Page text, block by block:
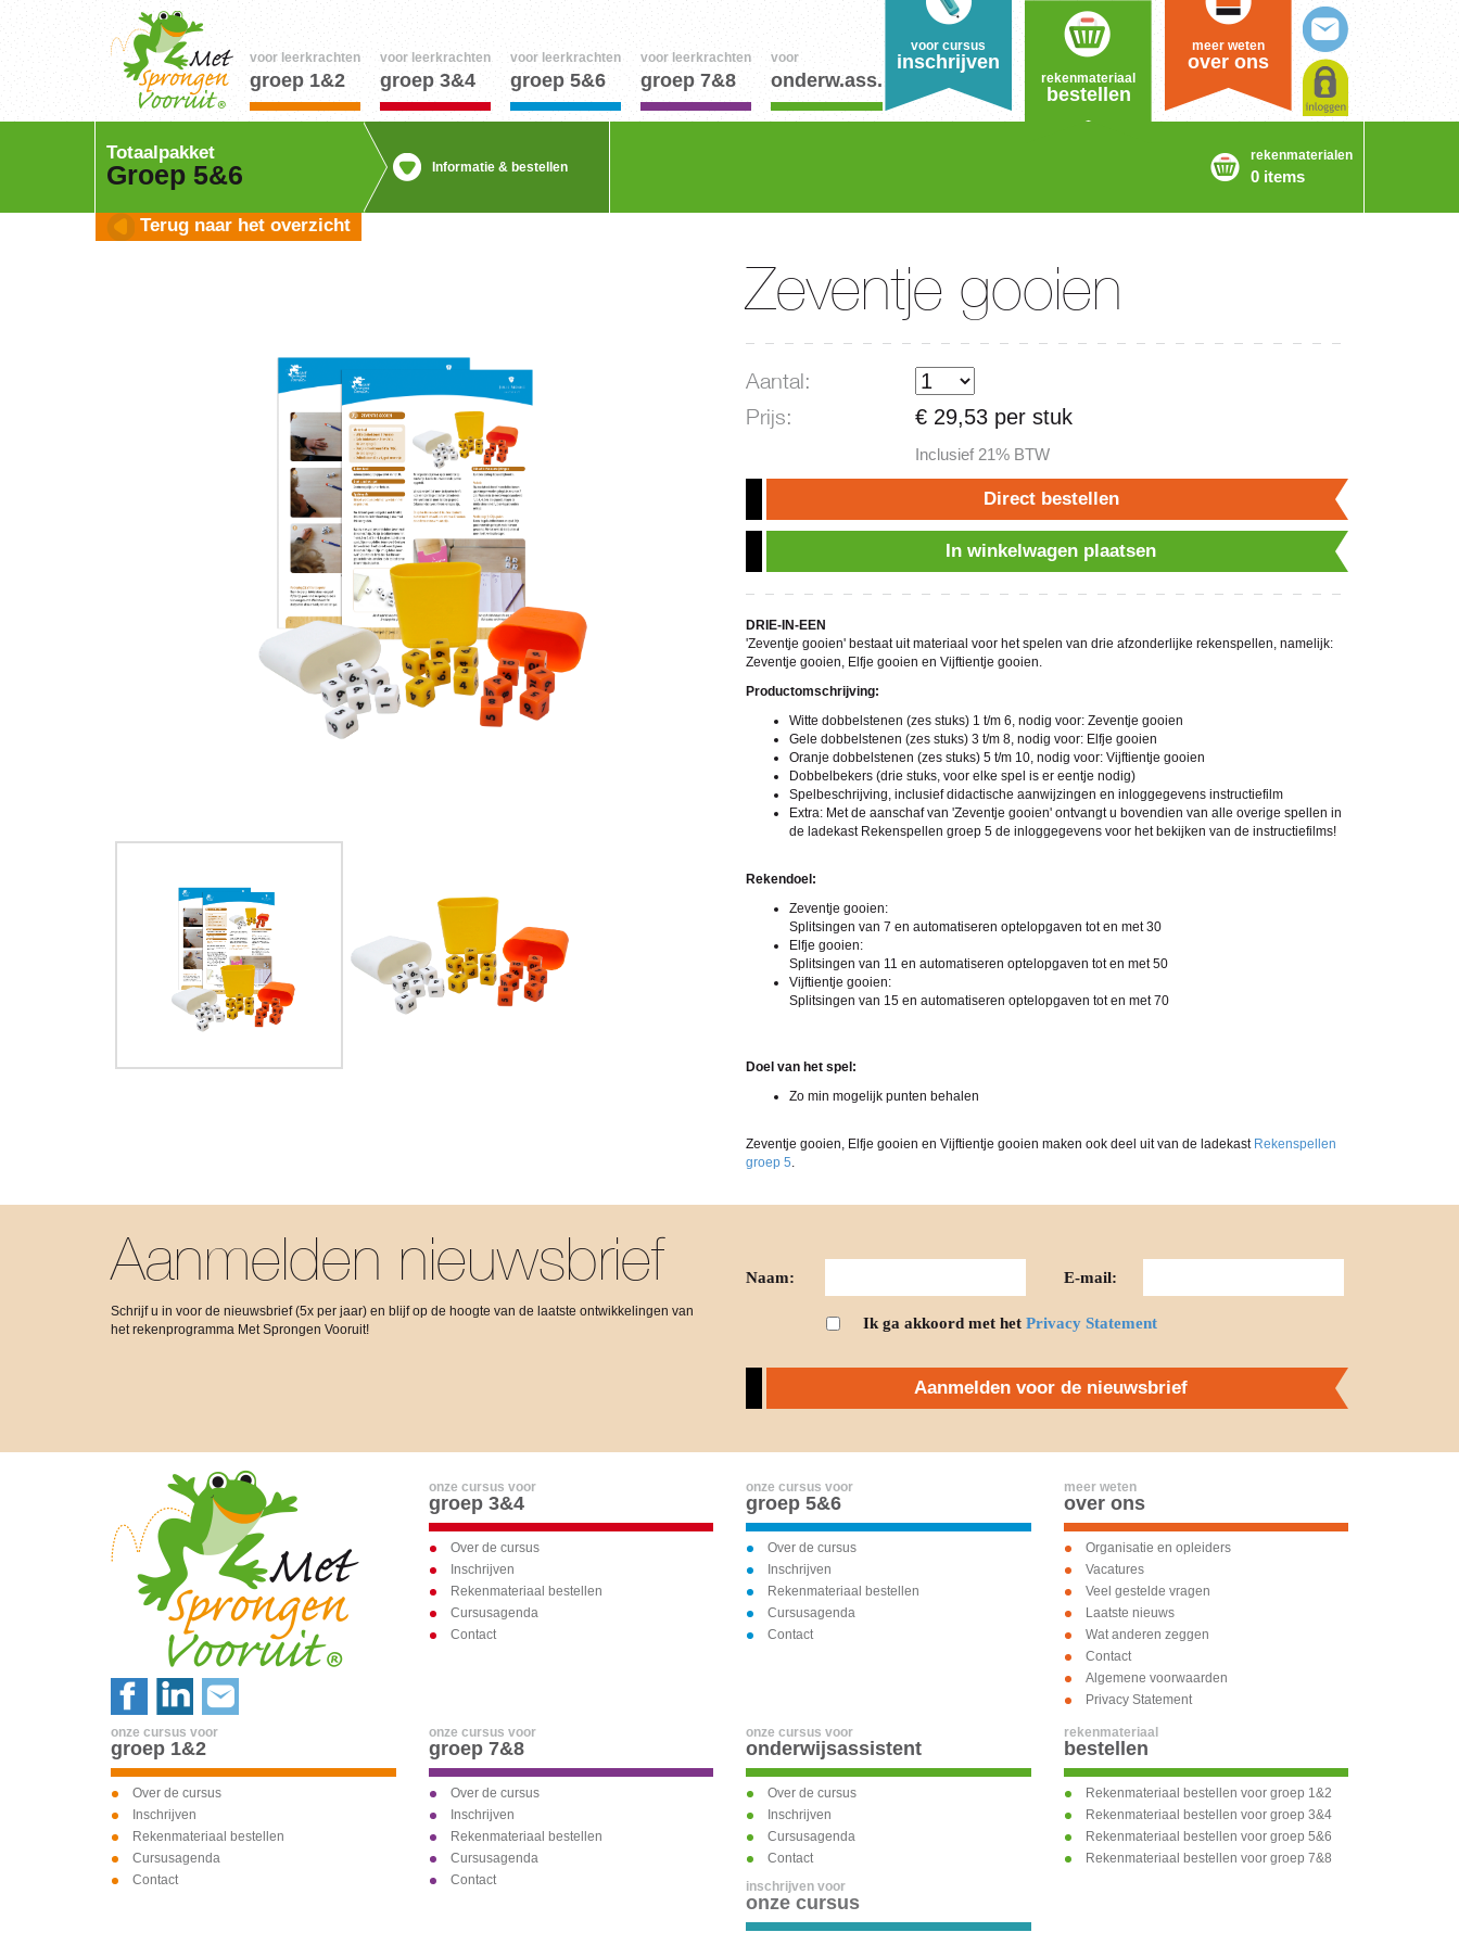
voor leerkrachten
groep 1&2
voor leerkrachten
groep 3&4
voor leerkrachten
groep 5&6
voor leerkrachten
groep 7&8
voor
onderw.ass.
voor cursus
inschrijven
rekenmateriaal
bestellen
meer weten
over ons
rekenmaterialen
0 items
Totaalpakket
Groep 5&6
Terug naar het overzicht
Informatie & bestellen
Zeventje gooien
Aantal:
Prijs:
€ 29,53 per stuk
Inclusief 21% BTW
Direct bestellen
In winkelwagen plaatsen
DRIE-IN-EEN
'Zeventje gooien' bestaat uit materiaal voor het spelen van drie afzonderlijke rekenspellen, namelijk:
Zeventje gooien, Elfje gooien en Vijftientje gooien.
Productomschrijving:
Witte dobbelstenen (zes stuks) 1 t/m 6, nodig voor: Zeventje gooien
Gele dobbelstenen (zes stuks) 3 t/m 8, nodig voor: Elfje gooien
Oranje dobbelstenen (zes stuks) 5 t/m 10, nodig voor: Vijftientje gooien
Dobbelbekers (drie stuks, voor elke spel is er eentje nodig)
Spelbeschrijving, inclusief didactische aanwijzingen en inloggegevens instructiefilm
Extra: Met de aanschaf van 'Zeventje gooien' ontvangt u bovendien van alle overige spellen in
de ladekast Rekenspellen groep 5 de inloggegevens voor het bekijken van de instructiefilms!
Rekendoel:
Zeventje gooien:
Splitsingen van 7 en automatiseren optelopgaven tot en met 30
Elfje gooien:
Splitsingen van 11 en automatiseren optelopgaven tot en met 50
Vijftientje gooien:
Splitsingen van 15 en automatiseren optelopgaven tot en met 70
Doel van het spel:
Zo min mogelijk punten behalen
Zeventje gooien, Elfje gooien en Vijftientje gooien maken ook deel uit van de ladekast Rekenspellen
groep 5.
Aanmelden nieuwsbrief
Schrijf u in voor de nieuwsbrief (5x per jaar) en blijf op de hoogte van de laatste ontwikkelingen van
het rekenprogramma Met Sprongen Vooruit!
Naam: E-mail:
Ik ga akkoord met het Privacy Statement
Aanmelden voor de nieuwsbrief
onze cursus voor
groep 3&4
Over de cursus
Inschrijven
Rekenmateriaal bestellen
Cursusagenda
Contact
onze cursus voor
groep 5&6
Over de cursus
Inschrijven
Rekenmateriaal bestellen
Cursusagenda
Contact
meer weten
over ons
Organisatie en opleiders
Vacatures
Veel gestelde vragen
Laatste nieuws
Wat anderen zeggen
Contact
Algemene voorwaarden
Privacy Statement
onze cursus voor
groep 1&2
Over de cursus
Inschrijven
Rekenmateriaal bestellen
Cursusagenda
Contact
onze cursus voor
groep 7&8
Over de cursus
Inschrijven
Rekenmateriaal bestellen
Cursusagenda
Contact
onze cursus voor
onderwijsassistent
Over de cursus
Inschrijven
Cursusagenda
Contact
rekenmateriaal
bestellen
Rekenmateriaal bestellen voor groep 1&2
Rekenmateriaal bestellen voor groep 3&4
Rekenmateriaal bestellen voor groep 5&6
Rekenmateriaal bestellen voor groep 7&8
inschrijven voor
onze cursus